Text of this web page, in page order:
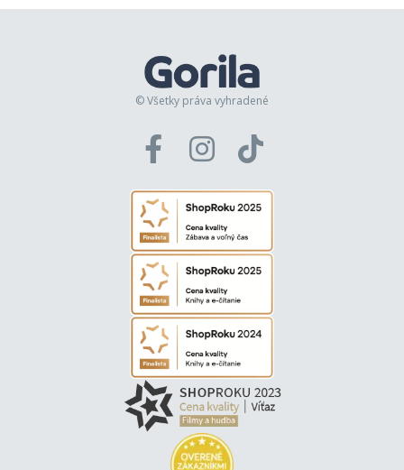
© Všetky práva vyhradené